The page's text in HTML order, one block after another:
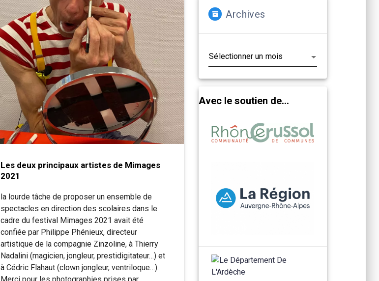
Les deux principaux artistes de Mimages
2021
la lourde tâche de proposer un ensemble de
spectacles en direction des scolaires dans le
cadre du festival Mimages 2021 avait été
confiée par Philippe Phénieux, directeur
artistique de la compagnie Zinzoline, à Thierry
Nadalini (magicien, jongleur, prestidigitateur…) et
à Cédric Flahaut (clown jongleur, ventriloque…).
Archives
Avec le soutien de...